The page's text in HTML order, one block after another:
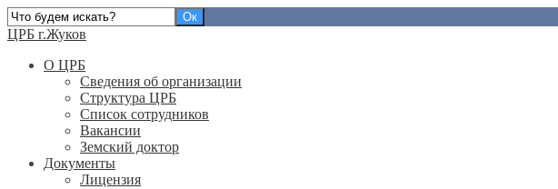
ЦРБ г.Жуков
О ЦРБ
Сведения об организации
Структура ЦРБ
Список сотрудников
Вакансии
Земский доктор
Документы
Лицензия